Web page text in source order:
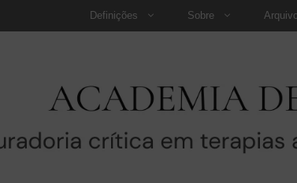
Definições Sobre